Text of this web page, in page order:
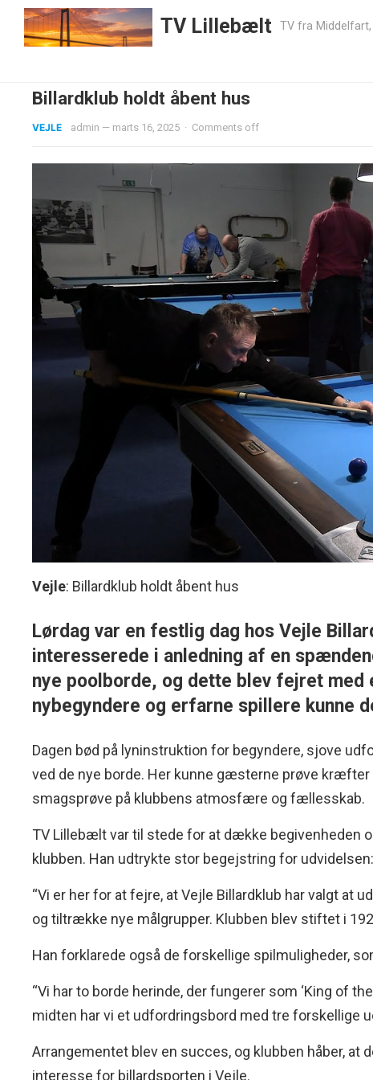
TV Lillebælt TV fra Middelfart,
Billardklub holdt åbent hus
VEJLE admin — marts 16, 2025 · Comments off
Vejle: Billardklub holdt åbent hus
Lørdag var en festlig dag hos Vejle
interesserede i anledning af en
nye poolborde, og dette blev fejret med
nybegyndere og erfarne spillere kunne
Dagen bød på lyninstruktion for begyndere, sjove
ved de nye borde. Her kunne gæsterne prøve
smagsprøve på klubbens atmosfære og fællesskab.
TV Lillebælt var til stede for at dække begivenheden
klubben. Han udtrykte stor begejstring for udvidelsen:
“Vi er her for at fejre, at Vejle Billardklub har valgt at
og tiltrække nye målgrupper. Klubben blev stiftet i
Han forklarede også de forskellige spilmuligheder,
“Vi har to borde herinde, der fungerer som ‘King of
midten har vi et udfordringsbord med tre forskellige
Arrangementet blev en succes, og klubben håber, at
interesse for billardsporten i Vejle.